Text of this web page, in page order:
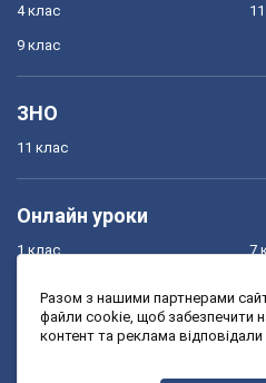
4 клас
9 клас
ЗНО
11 клас
Онлайн уроки
1 клас
3 клас
7
9
Разом з нашими партнерами
файли cookie, щоб забезпечити
контент та реклама